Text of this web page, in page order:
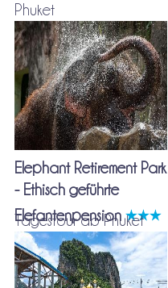
Phuket
Elephant Retirement Park
- Ethisch geführte
Elefantenpension
Tagestour ab Phuket